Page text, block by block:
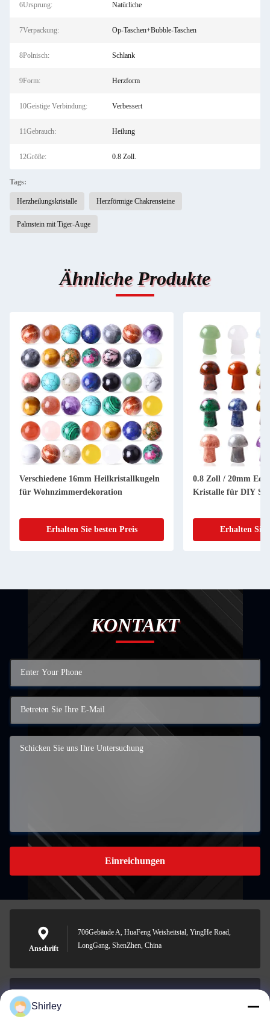
6Ursprung: Natürliche
7Verpackung: Op-Taschen+Bubble-Taschen
8Polnisch: Schlank
9Form: Herzform
10Geistige Verbindung: Verbessert
11Gebrauch: Heilung
12Größe: 0.8 Zoll.
Tags:
Herzheilungskristalle Herzförmige Chakrensteine
Palmstein mit Tiger-Auge
Ähnliche Produkte
Verschiedene 16mm Heilkristallkugeln
für Wohnzimmerdekoration
Erhalten Sie besten Preis
0.8 Zoll / 20mm
Kristalle für DIY
Erhalten Sie
KONTAKT
Einreichungen
Anschrift
706Gebäude A, HuaFeng Weisheitstal, YingHe Road,
LongGang, ShenZhen, China
E-Mail-Adresse
Shirley